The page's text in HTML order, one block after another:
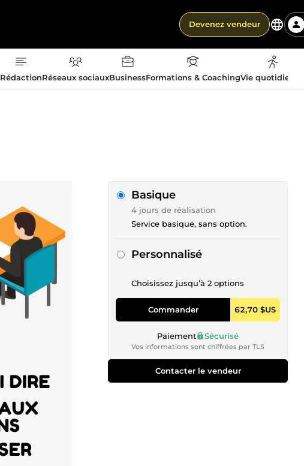
Devenez vendeur
RédactionRéseaux sociauxBusinessFormations & CoachingVie
Basique
4 jours de réalisation
Service basique, sans option.
Personnalisé
Choisissez jusqu’à 2 options
Commander 62,70 $US
Paiement Sécurisé
Vos informations sont chiffrées par TLS
Contacter le vendeur